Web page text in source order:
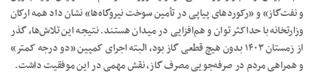
و نفت‌گاز» و «رکوردهای پیاپی در تأمین سوخت نیروگاه‌ها» نشان داد همه ارکان
وزارتخانه با حداکثر توان و هم‌افزایی در میدان هستند. نتیجه این تلاش‌ها، گذر
از زمستان ۱۴۰۳ بدون هیچ قطعی گاز بود، البته اجرای کمپین «دو درجه کمتر»
و همراهی مردم در صرفه‌جویی مصرف گاز، نقش مهمی در این موفقیت داشت.